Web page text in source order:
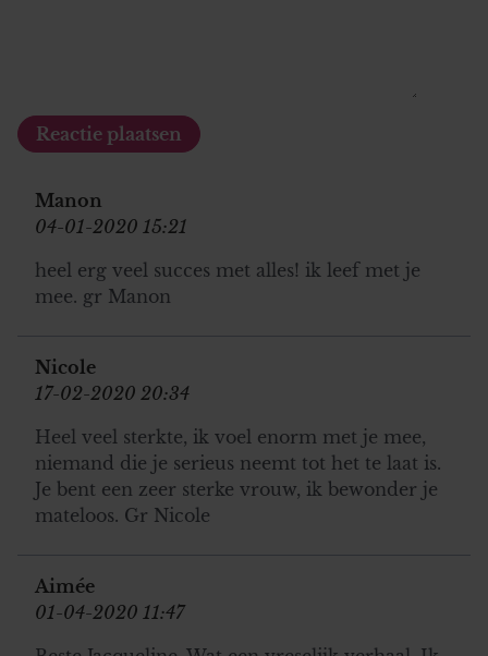
Manon
04-01-2020 15:21
heel erg veel succes met alles! ik leef met je
mee. gr Manon
Nicole
17-02-2020 20:34
Heel veel sterkte, ik voel enorm met je mee,
niemand die je serieus neemt tot het te laat is.
Je bent een zeer sterke vrouw, ik bewonder je
mateloos. Gr Nicole
Aimée
01-04-2020 11:47